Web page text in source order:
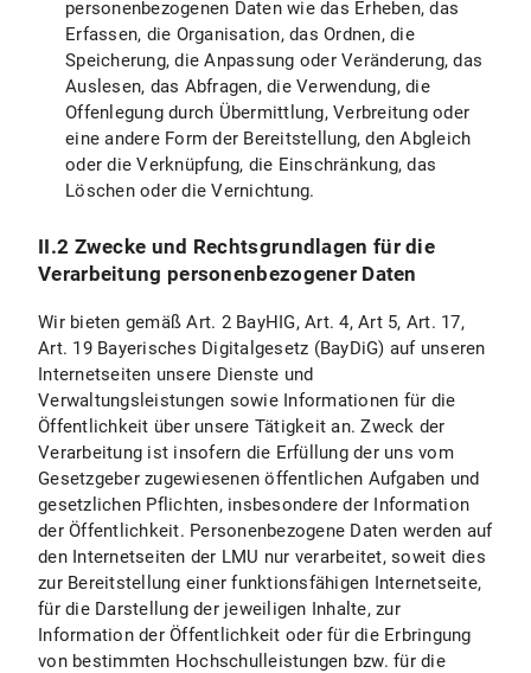
X.5 Recht auf Unterrichtung
X.6 Recht auf Datenübertragbarkeit
X.7 Widerspruchsrecht
X.8 Recht auf Widerruf der datenschutzrechtlichen Einwilligungserklärung
X.9 Recht auf Beschwerde bei einer Aufsichtsbehörde
X.10 Geltendmachung der Rechte
B) Datenschutzinformationen zu spezifischen Datenverarbeitungen
I. Einsatz von Google Maps
I.1 Umfang und Zweck der Datenverarbeitung
I.2 Rechtsgrundlage der Datenverarbeitung
I.3 Dauer der Datenverarbeitung
I.4 Widerspruchs- und Beseitigungsmöglichkeiten
II. Einsatz von Social Media und Social-Media-Icons bzw. Internetlinks
personenbezogenen Daten wie das Erheben, das
Erfassen, die Organisation, das Ordnen, die
Speicherung, die Anpassung oder Veränderung, das
Auslesen, das Abfragen, die Verwendung, die
Offenlegung durch Übermittlung, Verbreitung oder
eine andere Form der Bereitstellung, den Abgleich
oder die Verknüpfung, die Einschränkung, das
Löschen oder die Vernichtung.
II.2 Zwecke und Rechtsgrundlagen für die
Verarbeitung personenbezogener Daten
Wir bieten gemäß Art. 2 BayHIG, Art. 4, Art 5, Art. 17,
Art. 19 Bayerisches Digitalgesetz (BayDiG) auf unseren
Internetseiten unsere Dienste und
Verwaltungsleistungen sowie Informationen für die
Öffentlichkeit über unsere Tätigkeit an. Zweck der
Verarbeitung ist insofern die Erfüllung der uns vom
Gesetzgeber zugewiesenen öffentlichen Aufgaben und
gesetzlichen Pflichten, insbesondere der Information
der Öffentlichkeit. Personenbezogene Daten werden auf
den Internetseiten der LMU nur verarbeitet, soweit dies
zur Bereitstellung einer funktionsfähigen Internetseite,
für die Darstellung der jeweiligen Inhalte, zur
Information der Öffentlichkeit oder für die Erbringung
von bestimmten Hochschulleistungen bzw. für die